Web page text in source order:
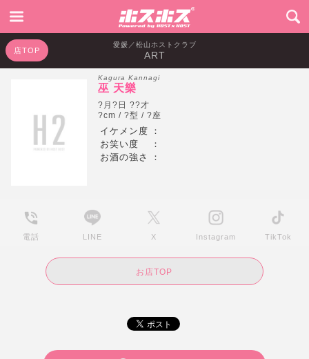
愛媛／松山ホストクラブ
ART
店TOP
Kagura Kannagi
巫 天樂
?月?日 ??才
?cm / ?型 / ?座
イケメン度
：
お笑い度
：
お酒の強さ
：
電話 LINE X Instagram TikTok
お店TOP